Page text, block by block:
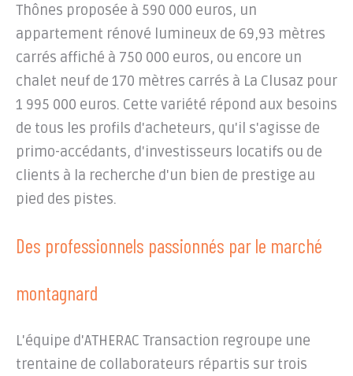
Thônes proposée à 590 000 euros, un
appartement rénové lumineux de 69,93 mètres
carrés affiché à 750 000 euros, ou encore un
chalet neuf de 170 mètres carrés à La Clusaz pour
1 995 000 euros. Cette variété répond aux besoins
de tous les profils d'acheteurs, qu'il s'agisse de
primo-accédants, d'investisseurs locatifs ou de
clients à la recherche d'un bien de prestige au
pied des pistes.
Des professionnels passionnés par le marché
montagnard
L'équipe d'ATHERAC Transaction regroupe une
trentaine de collaborateurs répartis sur trois